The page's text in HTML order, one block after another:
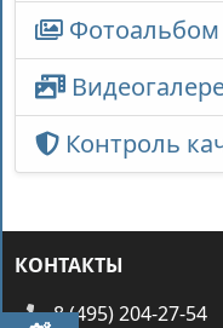
Фотоальбом
Контроль
КОНТАКТЫ
8 (495) 204-27-54